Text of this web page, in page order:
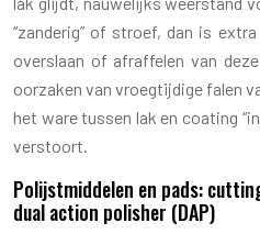
“zanderig” of stroef, dan is
overslaan of afraffelen van
oorzaken van vroegtijdige falen
het ware tussen lak en coating
verstoort.
Polijstmiddelen en pads:
dual action polisher (DAP)